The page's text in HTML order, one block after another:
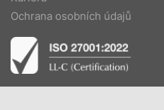
Ochrana osobních údajů